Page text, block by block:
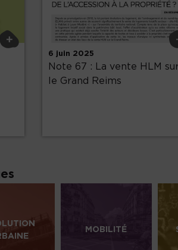
+
6 juin 2025
Note 67 : La vente HLM
le Grand Reims
MOBILITÉ